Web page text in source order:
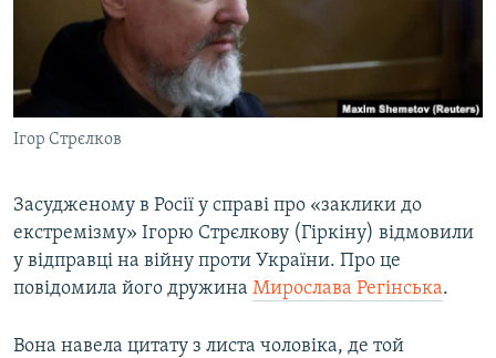
ВІДЕОУРОКИ «ELIFBE»
СВІДЧЕННЯ ОКУПАЦІЇ
УКРАЇНСЬКА ПРОБЛЕМА КРИМУ
ІНФОГРАФІКА
Русский
Qırımtatar
ДОЛУЧАЙСЯ!
Усі сайти RFE/RL
Ігор Стрєлков
Засудженому в Росії у справі про «заклики до
екстремізму» Ігорю Стрєлкову (Гіркіну) відмовили
у відправці на війну проти України. Про це
повідомила його дружина Мирослава Регінська.
Вона навела цитату з листа чоловіка, де той